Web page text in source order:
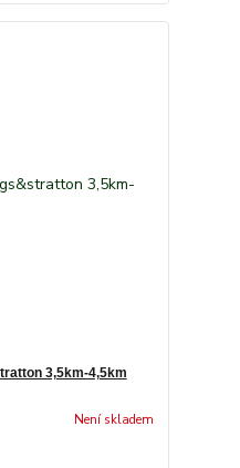
3,5km-4,5km
Není skladem